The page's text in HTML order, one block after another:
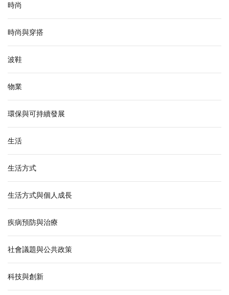
時尚
時尚與穿搭
波鞋
物業
環保與可持續發展
生活
生活方式
生活方式與個人成長
疾病預防與治療
社會議題與公共政策
科技與創新